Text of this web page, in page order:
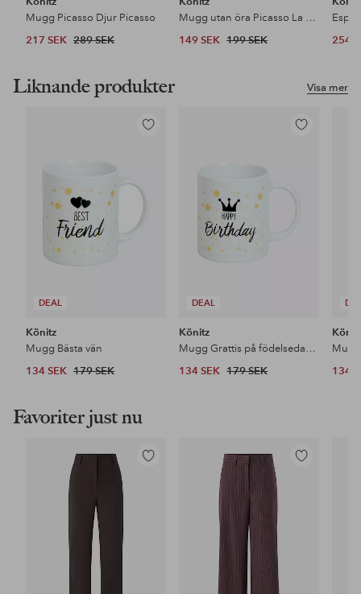
Mugg Picasso Djur Picasso
217 SEK 289 SEK
Mugg utan öra Picasso La Colombe de la Paix
149 SEK 199 SEK 254
Visa mer
Liknande produkter
DEAL
Lägg
Könitz
Mugg Bästa vän
134 SEK 179 SEK
DEAL
Lägg
Könitz
Mugg Grattis på födelsedagen
134 SEK 179 SEK
134
Favoriter just nu
Lägg
Lägg